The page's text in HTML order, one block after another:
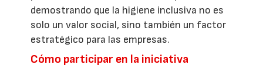
demostrando que la higiene inclusiva no es
solo un valor social, sino también un factor
estratégico para las empresas.
Cómo participar en la iniciativa